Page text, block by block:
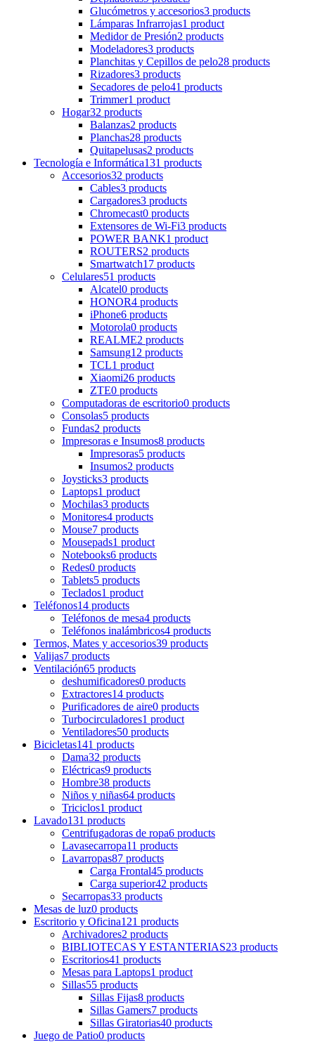
Glucómetros y accesorios3 products
Lámparas Infrarrojas1 product
Medidor de Presión2 products
Modeladores3 products
Planchitas y Cepillos de pelo28 products
Rizadores3 products
Secadores de pelo41 products
Trimmer1 product
Hogar32 products
Balanzas2 products
Planchas28 products
Quitapelusas2 products
Tecnología e Informática131 products
Accesorios32 products
Cables3 products
Cargadores3 products
Chromecast0 products
Extensores de Wi-Fi3 products
POWER BANK1 product
ROUTERS2 products
Smartwatch17 products
Celulares51 products
Alcatel0 products
HONOR4 products
iPhone6 products
Motorola0 products
REALME2 products
Samsung12 products
TCL1 product
Xiaomi26 products
ZTE0 products
Computadoras de escritorio0 products
Consolas5 products
Fundas2 products
Impresoras e Insumos8 products
Impresoras5 products
Insumos2 products
Joysticks3 products
Laptops1 product
Mochilas3 products
Monitores4 products
Mouse7 products
Mousepads1 product
Notebooks6 products
Redes0 products
Tablets5 products
Teclados1 product
Teléfonos14 products
Teléfonos de mesa4 products
Teléfonos inalámbricos4 products
Termos, Mates y accesorios39 products
Valijas7 products
Ventilación65 products
deshumificadores0 products
Extractores14 products
Purificadores de aire0 products
Turbocirculadores1 product
Ventiladores50 products
Bicicletas141 products
Dama32 products
Eléctricas9 products
Hombre38 products
Niños y niñas64 products
Triciclos1 product
Lavado131 products
Centrifugadoras de ropa6 products
Lavasecarropa11 products
Lavarropas87 products
Carga Frontal45 products
Carga superior42 products
Secarropas33 products
Mesas de luz0 products
Escritorio y Oficina121 products
Archivadores2 products
BIBLIOTECAS Y ESTANTERIAS23 products
Escritorios41 products
Mesas para Laptops1 product
Sillas55 products
Sillas Fijas8 products
Sillas Gamers7 products
Sillas Giratorias40 products
Juego de Patio0 products